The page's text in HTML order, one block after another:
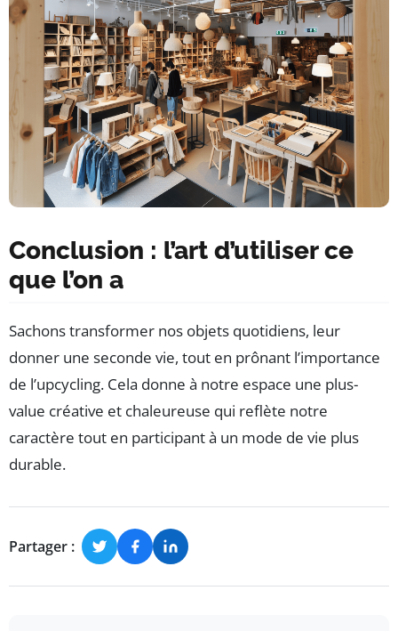
Conclusion : l’art d’utiliser ce
que l’on a
Sachons transformer nos objets quotidiens, leur
donner une seconde vie, tout en prônant l’importance
de l’upcycling. Cela donne à notre espace une plus-
value créative et chaleureuse qui reflète notre
caractère tout en participant à un mode de vie plus
durable.
Partager :